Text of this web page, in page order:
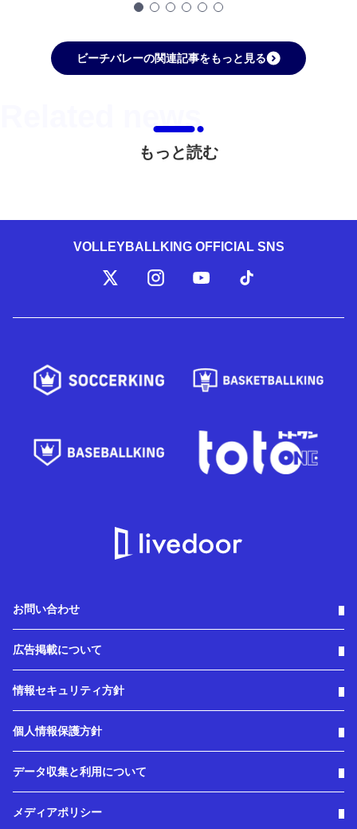
ビーチバレーの関連記事をもっと見る
もっと読む
VOLLEYBALLKING OFFICIAL SNS
お問い合わせ
広告掲載について
情報セキュリティ方針
個人情報保護方針
データ収集と利用について
メディアポリシー